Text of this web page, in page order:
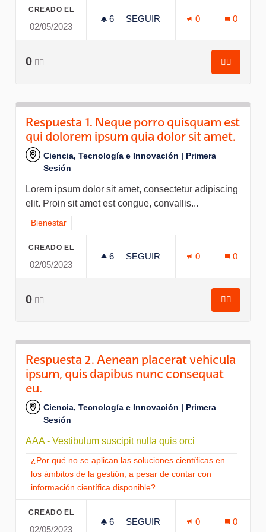
CREADO EL
02/05/2023
6 6 SEGUIDORAS
SEGUIR
0 0
0 👍🏽
👍🏽
Respuesta 1. Neque porro quisquam est
qui dolorem ipsum quia dolor sit amet.
Ciencia, Tecnología e Innovación | Primera
Sesión
Lorem ipsum dolor sit amet, consectetur adipiscing
elit. Proin sit amet est congue, convallis...
Resultados al filtrar por el tema: Bienestar
Bienestar
CREADO EL
02/05/2023
6 6 SEGUIDORAS
SEGUIR
0 0
0 👍🏽
👍🏽
Respuesta 2. Aenean placerat vehicula
ipsum, quis dapibus nunc consequat
eu.
Ciencia, Tecnología e Innovación | Primera
Sesión
AAA - Vestibulum suscipit nulla quis orci
Resultados al filtrar por la categoría: ¿Por qué no se aplican
¿Por qué no se aplican las soluciones científicas en
los ámbitos de la gestión, a pesar de contar con
información científica disponible?
CREADO EL
02/05/2023
6 6 SEGUIDORAS
SEGUIR
0 0